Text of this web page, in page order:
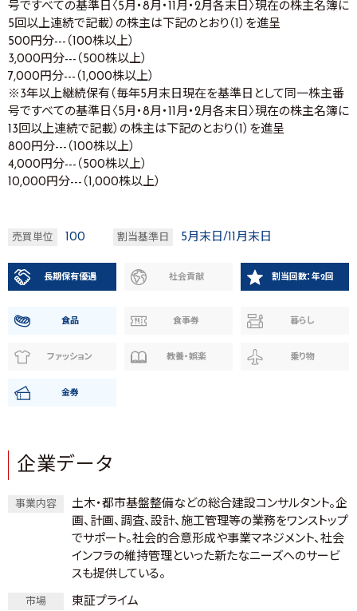
号ですべての基準日〈5月・8月・11月・2月各末日〉現在の株主名簿に
5回以上連続で記載）の株主は下記のとおり（1）を進呈
500円分---（100株以上）
3,000円分---（500株以上）
7,000円分---（1,000株以上）
※3年以上継続保有（毎年5月末日現在を基準日として同一株主番
号ですべての基準日〈5月・8月・11月・2月各末日〉現在の株主名簿に
13回以上連続で記載）の株主は下記のとおり（1）を進呈
800円分---（100株以上）
4,000円分---（500株以上）
10,000円分---（1,000株以上）
売買単位 100 割当基準日 5月末日/11月末日
長期保有優遇 社会貢献 割当回数：年2回
食品 食事券 暮らし
ファッション 教養・娯楽 乗り物
金券
企業データ
事業内容
土木・都市基盤整備などの総合建設コンサルタント。企
画、計画、調査、設計、施工管理等の業務をワンストップ
でサポート。社会的合意形成や事業マネジメント、社会
インフラの維持管理といった新たなニーズへのサービ
スも提供している。
市場 東証プライム